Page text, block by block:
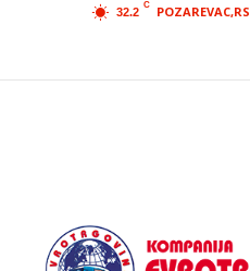
32.2
C POZAREVAC,RS